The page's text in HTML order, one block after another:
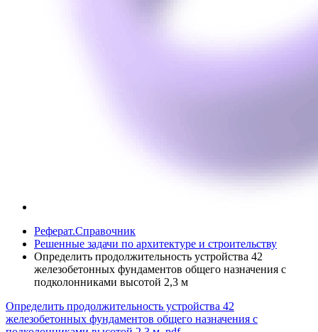
Реферат.Справочник
Решенные задачи по архитектуре и строительству
Определить продолжительность устройства 42
железобетонных фундаментов общего назначения с
подколонниками высотой 2,3 м
Определить продолжительность устройства 42
железобетонных фундаментов общего назначения с